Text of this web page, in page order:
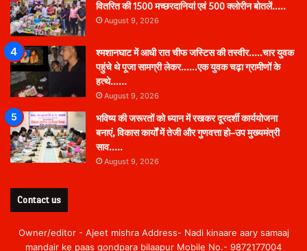
वितरित की 1500 मच्छरदानियां एवं 500 क्लोरीन बोतलें…..
August 9, 2026
श्मशानघाट में आधी रात चीफ जस्टिस की तस्वीर…..चार युवक
पहुंचे थे पूजा सामग्री लेकर……एक युवक चढ़ा ग्रामीणों के
हत्थे……
August 9, 2026
भविष्य की जरूरतों को ध्यान में रखकर दूरदर्शी कार्ययोजना
बनाएं, विकास कार्यों में तेजी और गुणवत्ता हो–उप मुख्यमंत्री
साव…..
August 9, 2026
Contact us
Owner/editor - Ajeet mishra Address- Nadi kinaare aary samaaj
mandair ke paas gondpara bilaapur Mobile No.- 9872177004